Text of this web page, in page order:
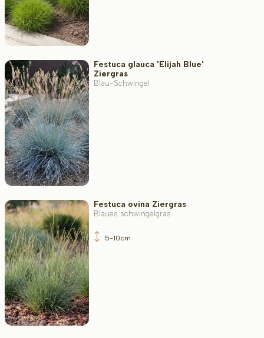
Festuca glauca 'Elijah Blue'
Ziergras
Blau-Schwingel
Festuca ovina Ziergras
Blaues schwingelgras
5-10cm